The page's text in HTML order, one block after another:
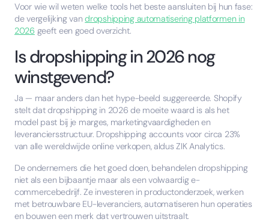
Voor wie wil weten welke tools het beste aansluiten bij hun fase:
de vergelijking vandropshipping automatisering platformen in
2026 geeft een goed overzicht.
Is dropshipping in 2026 nog
winstgevend?
Ja — maar anders dan het hype-beeld suggereerde. Shopify
stelt dat dropshipping in 2026 de moeite waard is als het
model past bij je marges, marketingvaardigheden en
leveranciersstructuur. Dropshipping accounts voor circa 23%
van alle wereldwijde online verkopen, aldus ZIK Analytics.
De ondernemers die het goed doen, behandelen dropshipping
niet als een bijbaantje maar als een volwaardig e-
commercebedrijf. Ze investeren in productonderzoek, werken
met betrouwbare EU-leveranciers, automatiseren hun operaties
en bouwen een merk dat vertrouwen uitstraalt.